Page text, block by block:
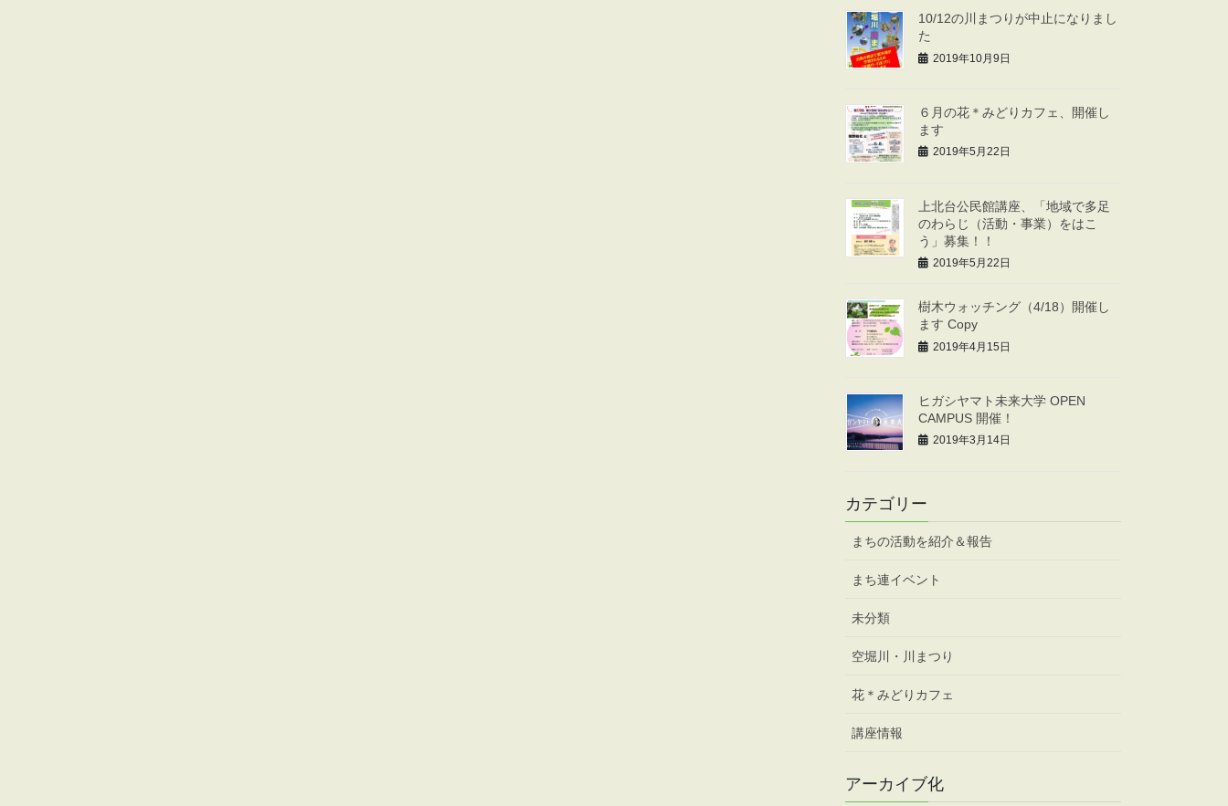
10/12の川まつりが中止になりまし
た
2019年10月9日
６月の花＊みどりカフェ、開催し
ます
2019年5月22日
上北台公民館講座、「地域で多足
のわらじ（活動・事業）をはこ
う」募集！！
2019年5月22日
樹木ウォッチング（4/18）開催し
ます Copy
2019年4月15日
ヒガシヤマト未来大学 OPEN
CAMPUS 開催！
2019年3月14日
カテゴリー
まちの活動を紹介＆報告
まち連イベント
未分類
空堀川・川まつり
花＊みどりカフェ
講座情報
アーカイブ化